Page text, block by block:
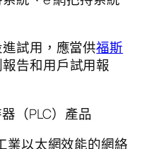
試用，應當供福斯
告和用戶試用報
（PLC）產品
業以太網效能的網絡